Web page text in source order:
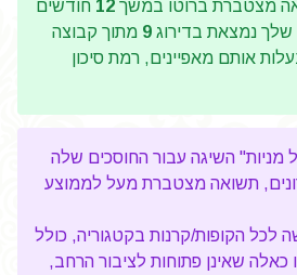
מצטברת ברוטו במשך 12 חודשים
שלך נמצאת בדירוג 9 מתוך קבוצה
אותם מאפיינים, רמת סיכון
מניות" השיגה עבור החוסכים שלה
תשואה מצטברת מעל לממוצע
לכל הקופות/קרנות בקטגוריה, כולל
כאלה שאינן פתוחות לציבור הרחב,